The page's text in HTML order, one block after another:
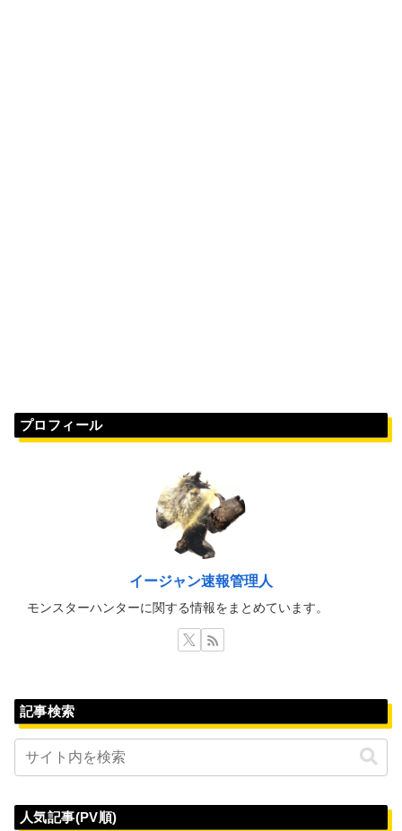
プロフィール
イージャン速報管理人
モンスターハンターに関する情報をまとめています。
記事検索
人気記事(PV順)